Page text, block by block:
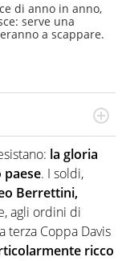
di anno in anno,
serve una
a scappare.
del calcio in
Non si perde
del mondo delle
la gloria
. I soldi,
Berrettini,
agli ordini di
terza Coppa Davis
ricco